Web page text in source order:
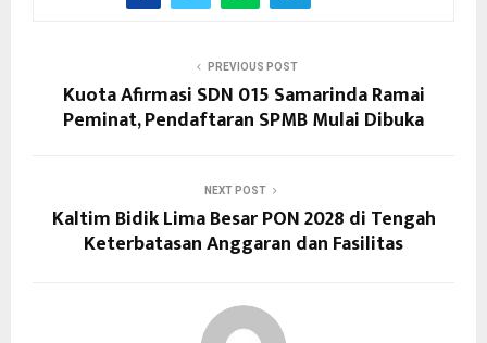
PREVIOUS POST
Kuota Afirmasi SDN 015 Samarinda Ramai
Peminat, Pendaftaran SPMB Mulai Dibuka
NEXT POST
Kaltim Bidik Lima Besar PON 2028 di Tengah
Keterbatasan Anggaran dan Fasilitas